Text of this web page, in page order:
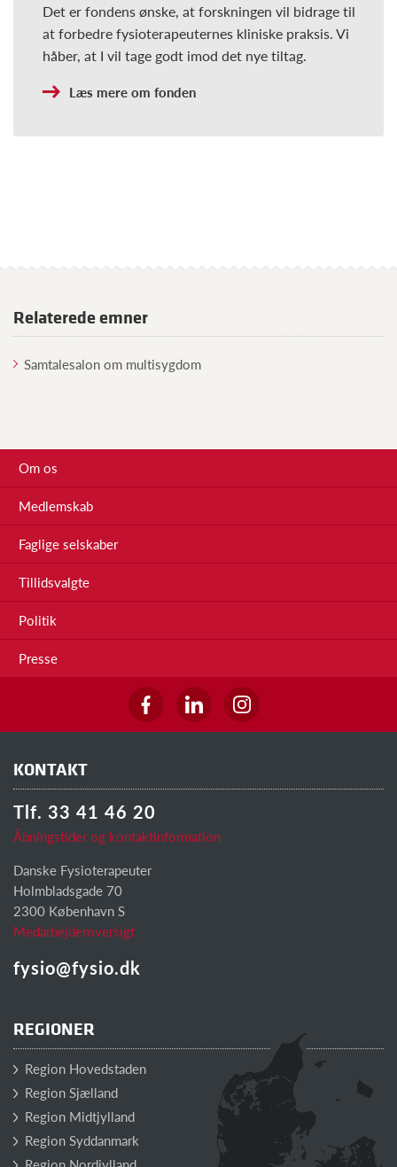
Det er fondens ønske, at forskningen vil bidrage til
at forbedre fysioterapeuternes kliniske praksis. Vi
håber, at I vil tage godt imod det nye tiltag.
Læs mere om fonden
Relaterede emner
Samtalesalon om multisygdom
Om os
Medlemskab
Faglige selskaber
Tillidsvalgte
Politik
Presse
KONTAKT
Tlf. 33 41 46 20
Åbningstider og kontaktinformation
Danske Fysioterapeuter
Holmbladsgade 70
2300 København S
Medarbejderoversigt
fysio@fysio.dk
REGIONER
Region Hovedstaden
Region Sjælland
Region Midtjylland
Region Syddanmark